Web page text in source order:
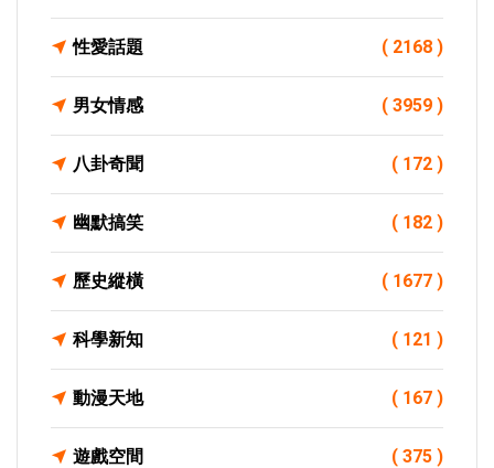
性愛話題 ( 2168 )
男女情感 ( 3959 )
八卦奇聞 ( 172 )
幽默搞笑 ( 182 )
歷史縱橫 ( 1677 )
科學新知 ( 121 )
動漫天地 ( 167 )
遊戲空間 ( 375 )